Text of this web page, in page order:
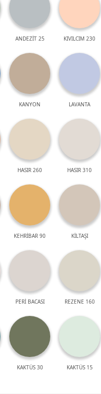
ANDEZİT 25 KIVILCIM 230
KANYON LAVANTA
HASIR 260 HASIR 310
KEHRİBAR 90 KİLTAŞI
PERİ BACASI REZENE 160
KAKTÜS 30 KAKTÜS 15